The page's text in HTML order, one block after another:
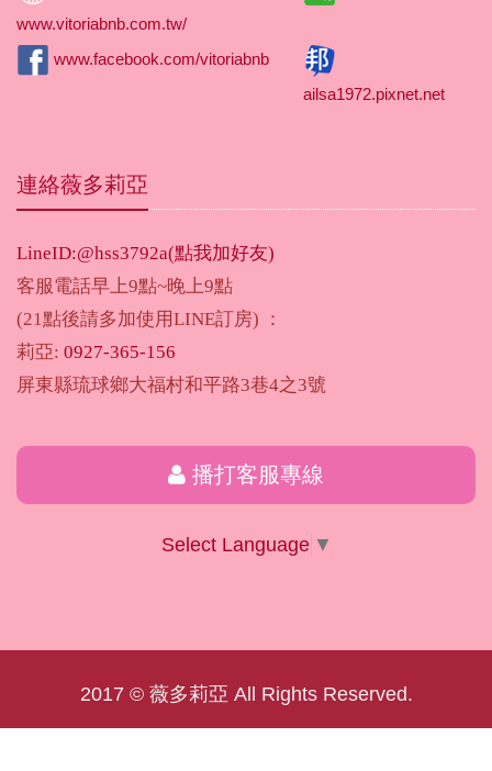
www.vitoriabnb.com.tw/
www.facebook.com/vitoriabnb
ailsa1972.pixnet.net
連絡薇多莉亞
LineID:@hss3792a(點我加好友)
客服電話早上9點~晚上9點
(21點後請多加使用LINE訂房) ：
莉亞: 0927-365-156
屏東縣琉球鄉大福村和平路3巷4之3號
播打客服專線
Select Language ▼
2017 © 薇多莉亞 All Rights Reserved.